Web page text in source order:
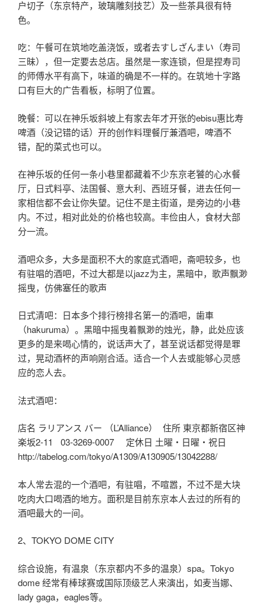
户切子（东京特产，玻璃雕刻技艺）及一些茶具很有特
色。
吃：午餐可在筑地吃盖浇饭，或者去すしざんまい（寿司
三昧），但一定要去总店。虽然是一家连锁，但是捏寿司
的师傅水平有高下，味道的确是不一样的。在筑地十字路
口有巨大的广告看板，标明了位置。
晚餐：可以在神乐坂斜坡上有家去年才开张的ebisu惠比寿
啤酒（没记错的话）开的创作料理餐厅兼酒吧，啤酒不
错，配的菜式也可以。
在神乐坂的任何一条小巷里都藏着不少东京老饕的心水餐
厅，日式料亭、法国餐、意大利、西班牙餐，进去任何一
家相信都不会让你失望。记住不是主街道，是旁边的小巷
内。不过，相对此处的价格也较高。丰俭由人，食材大部
分一流。
酒吧众多，大多是面积不大的家庭式酒吧，斋吧较多，也
有驻唱的酒吧，不过大都是以jazz为主，黑暗中，歌声飘渺
摇曳，仿佛塞任的歌声
日式清吧：日本多个排行榜排名第一的酒吧，歯車
（hakuruma）。黑暗中摇曳着飘渺的烛光，静，此处应该
更多的是来喝心情的，说话声大了，甚至说话都觉得是罪
过，晃动酒杯的声响刚合适。适合一个人去或能够心灵感
应的恋人去。
法式酒吧：
店名 ラリアンス バー （L’Alliance） 住所 東京都新宿区神
楽坂2-11 03-3269-0007 定休日 土曜・日曜・祝日
http://tabelog.com/tokyo/A1309/A130905/13042288/
本人常去混的一个酒吧，有驻唱，不喧嚣，不过不是大块
吃肉大口喝酒的地方。面积是目前东京本人去过的所有的
酒吧最大的一间。
2、TOKYO DOME CITY
综合设施，有温泉（东京都内不多的温泉）spa。Tokyo
dome 经常有棒球赛或国际顶级艺人来演出，如麦当娜、
lady gaga，eagles等。